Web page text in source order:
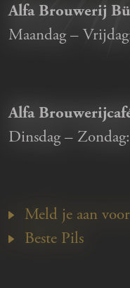
Alfa Brouwerij
Maandag –
Alfa
Dinsdag – Zondag:
Meld je aan
Beste Pils